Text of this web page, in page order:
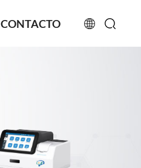
CONTACTO
русский
español